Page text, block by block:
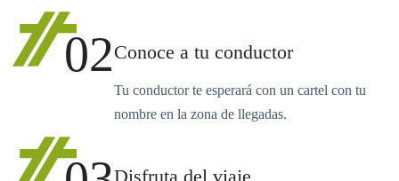
02Conoce a tu conductor
Tu conductor te esperará con un cartel con tu
nombre en la zona de llegadas.